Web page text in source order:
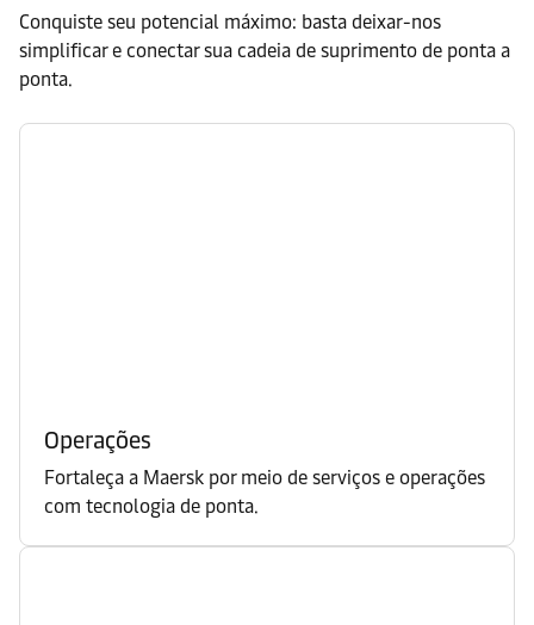
Conquiste seu potencial máximo: basta deixar-nos
simplificar e conectar sua cadeia de suprimento de ponta a
ponta.
Operações
Fortaleça a Maersk por meio de serviços e operações
com tecnologia de ponta.